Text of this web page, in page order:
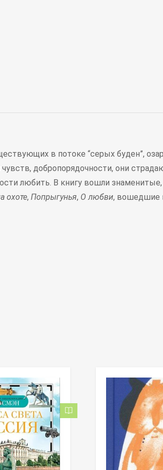
в потоке “серых буден”,
добропорядочности, они
любить. В книгу вошли знаменитые,
охоте, Попрыгунья, О любви, вошедшие